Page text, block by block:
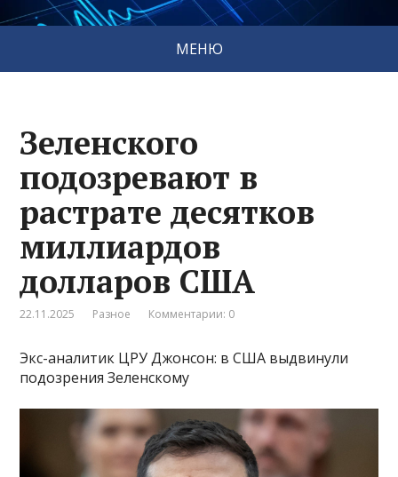
МЕНЮ
Зеленского
подозревают в
растрате десятков
миллиардов
долларов США
22.11.2025 Разное Комментарии: 0
Экс-аналитик ЦРУ Джонсон: в США выдвинули
подозрения Зеленскому